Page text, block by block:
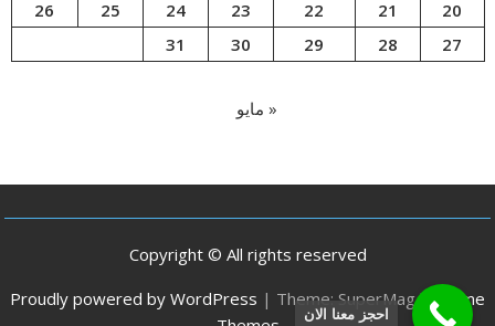
20
21
22
23
24
25
26
27
28
29
30
31
« مايو
Copyright © All rights reserved
Proudly powered by WordPress | Theme: SuperMag by
Acme
احجز معنا الان